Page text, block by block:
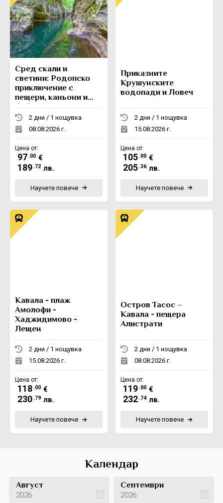
Сред скали и
светини: Родопско
приключение с
пещери, каньони и
боб
2 дни / 1 нощувка
08.08.2026 г.
Цена от:
97 .00 €
189 .72 лв.
Научете повече
Приказните
Крушунските
водопади и Ловеч
2 дни / 1 нощувка
15.08.2026 г.
Цена от:
105 .00 €
205 .36 лв.
Научете повече
Кавала - плаж
Амолофи -
Хаджидимово -
Лещен
2 дни / 1 нощувка
15.08.2026 г.
Цена от:
118 .00 €
230 .79 лв.
Научете повече
Остров Тасос –
Кавала - пещера
Алистрати
2 дни / 1 нощувка
08.08.2026 г.
Цена от:
119 .00 €
232 .74 лв.
Научете повече
Календар
Август
2026
Септември
2026